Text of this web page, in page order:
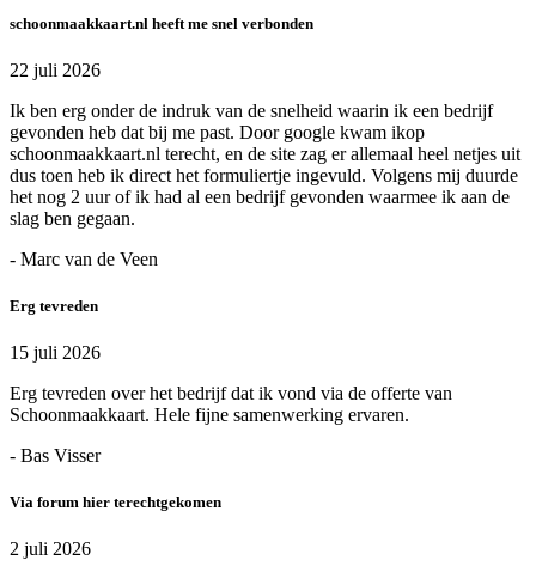
schoonmaakkaart.nl heeft me snel verbonden
22 juli 2026
Ik ben erg onder de indruk van de snelheid waarin ik een bedrijf
gevonden heb dat bij me past. Door google kwam ikop
schoonmaakkaart.nl terecht, en de site zag er allemaal heel netjes uit
dus toen heb ik direct het formuliertje ingevuld. Volgens mij duurde
het nog 2 uur of ik had al een bedrijf gevonden waarmee ik aan de
slag ben gegaan.
- Marc van de Veen
Erg tevreden
15 juli 2026
Erg tevreden over het bedrijf dat ik vond via de offerte van
Schoonmaakkaart. Hele fijne samenwerking ervaren.
- Bas Visser
Via forum hier terechtgekomen
2 juli 2026